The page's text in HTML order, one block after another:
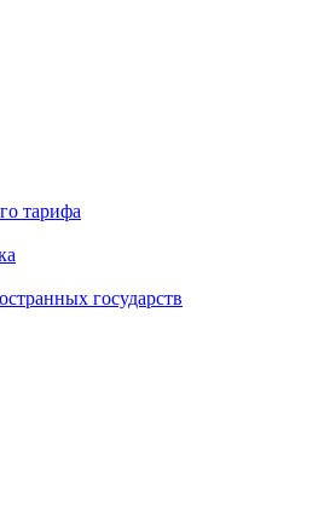
тарифа
государств